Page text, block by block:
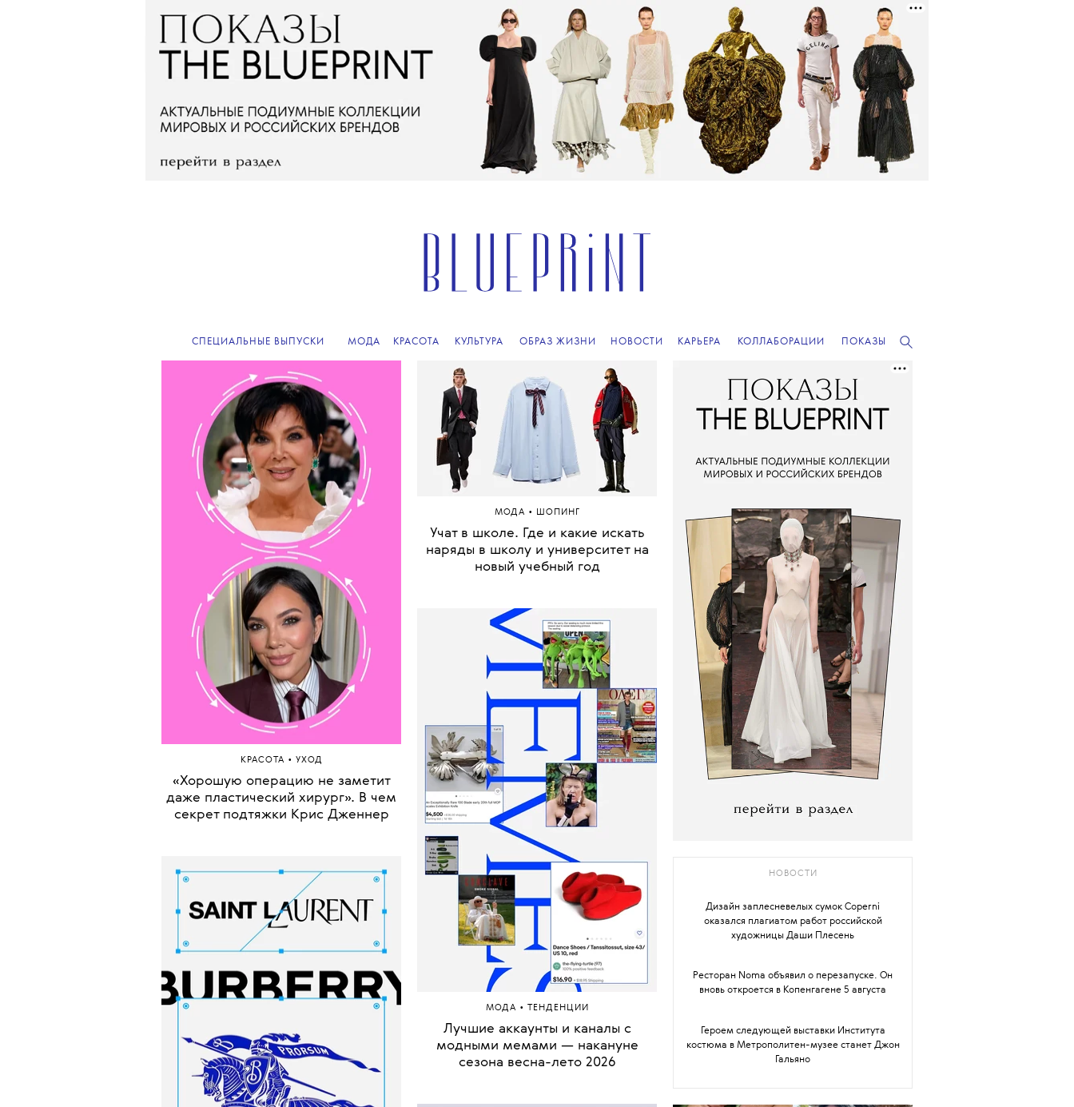
СПЕЦИАЛЬНЫЕ ВЫПУСКИ МОДА КРАСОТА КУЛЬТУРА ОБРАЗ ЖИЗНИ НОВОСТИ КАРЬЕРА КОЛЛАБОРАЦИИ ПОКАЗЫ
ПОДПИСЫВАЙТЕСЬ НА НАШУ ВЕЧЕРНЮЮ РАССЫЛКУ
КРАСОТА • УХОД
«Хорошую операцию не заметит
даже пластический хирург». В чем
секрет подтяжки Крис Дженнер
МОДА • ШОПИНГ
Учат в школе. Где и какие искать
наряды в школу и университет на
новый учебный год
МОДА • ТЕНДЕНЦИИ
Лучшие аккаунты и каналы с
модными мемами — накануне
сезона весна-лето 2026
НОВОСТИ
Дизайн заплесневелых сумок Coperni
оказался плагиатом работ российской
художницы Даши Плесень
Ресторан Noma объявил о перезапуске. Он
вновь откроется в Копенгагене 5 августа
Героем следующей выставки Института
костюма в Метрополитен-музее станет Джон
Гальяно